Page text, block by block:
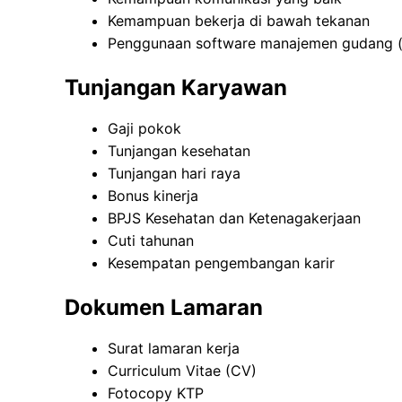
Kemampuan bekerja di bawah tekanan
Penggunaan software manajemen gudang
Tunjangan Karyawan
Gaji pokok
Tunjangan kesehatan
Tunjangan hari raya
Bonus kinerja
BPJS Kesehatan dan Ketenagakerjaan
Cuti tahunan
Kesempatan pengembangan karir
Dokumen Lamaran
Surat lamaran kerja
Curriculum Vitae (CV)
Fotocopy KTP